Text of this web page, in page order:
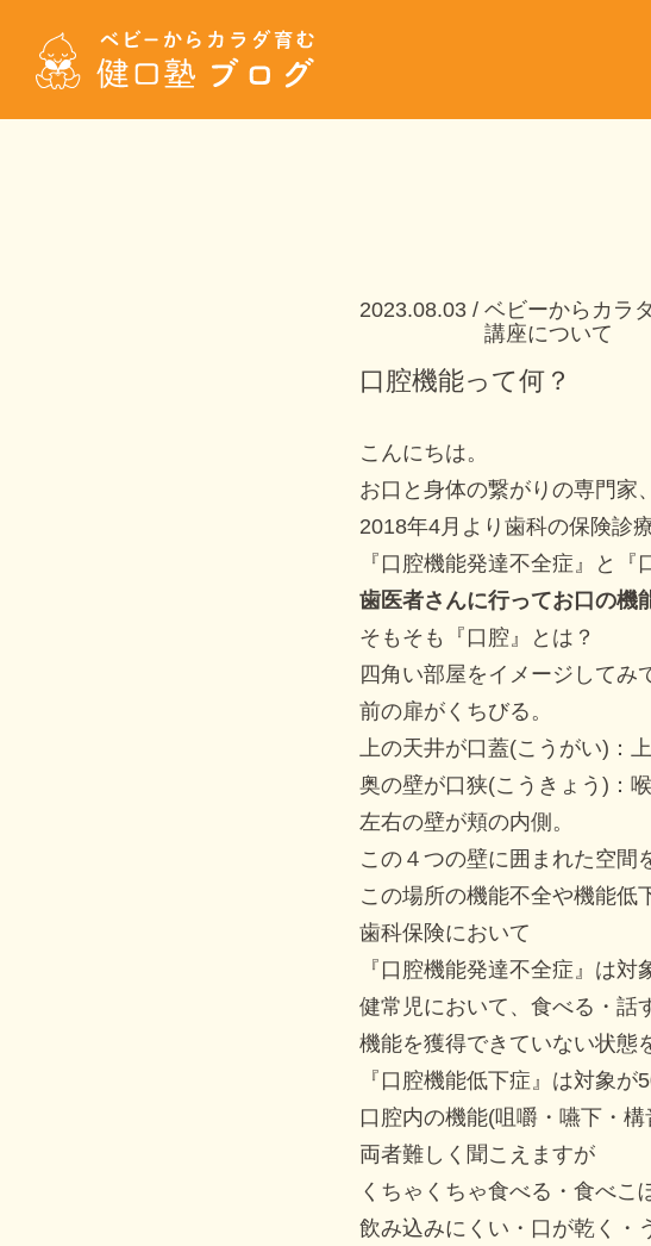
2023.08.03 ベビーからカラ
講座について
口腔機能って何？
こんにちは。
お口と身体の繋がりの専門家
2018年4月より歯科の保険診
『口腔機能発達不全症』と『
歯医者さんに行ってお口の機
そもそも『口腔』とは？
四角い部屋をイメージしてみ
前の扉がくちびる。
上の天井が口蓋(こうがい)：
奥の壁が口狭(こうきょう)：喉
左右の壁が頬の内側。
この４つの壁に囲まれた空間
この場所の機能不全や機能低
歯科保険において
『口腔機能発達不全症』は対
健常児において、食べる・話
機能を獲得できていない状態
『口腔機能低下症』は対象が
口腔内の機能(咀嚼・嚥下・
両者難しく聞こえますが
くちゃくちゃ食べる・食べ
飲み込みにくい・口が乾く・